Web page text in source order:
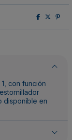
con función
disponible en